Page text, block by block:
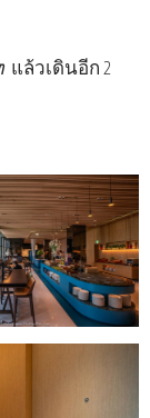
แล้วเดินอีก 2